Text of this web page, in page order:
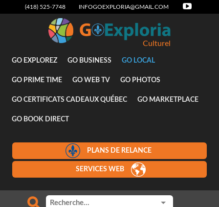
(418) 525-7748 INFOGOEXPLORIA@GMAIL.COM
Culturel
GO EXPLOREZ GO BUSINESS GO LOCAL
GO PRIME TIME GO WEB TV GO PHOTOS
GO CERTIFICATS CADEAUX QUÉBEC GO MARKETPLACE
GO BOOK DIRECT
PLANS DE RELANCE
SERVICES WEB